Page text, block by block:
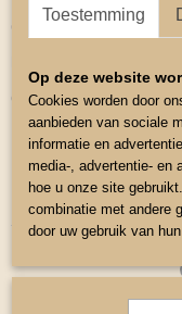
Oornetje met sierbiesje
dit bevorderd de
Maat Dekje Rug lengte
Maat Oornetje Mini
Toestemming
Op deze website
Cookies worden door
aanbieden van sociale
informatie en
media-, advertentie- en
hoe u onze site
combinatie met andere
door uw gebruik van